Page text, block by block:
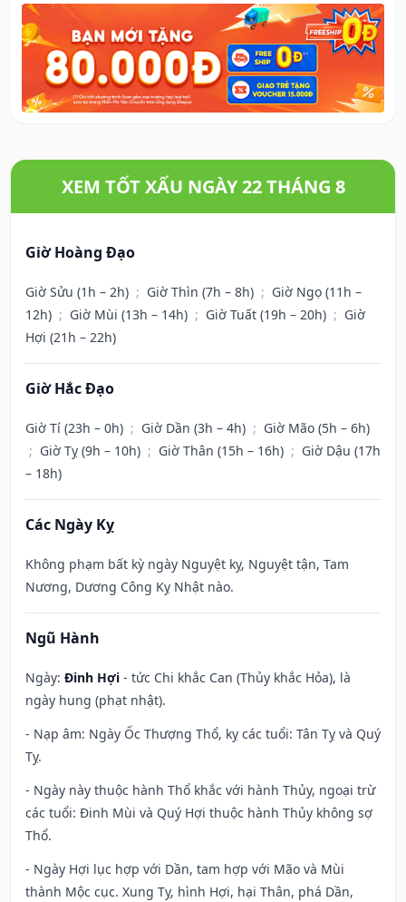
XEM TỐT XẤU NGÀY 22 THÁNG 8
Giờ Hoàng Đạo
Giờ Sửu (1h – 2h) ; Giờ Thìn (7h – 8h) ; Giờ Ngọ (11h –
12h) ; Giờ Mùi (13h – 14h) ; Giờ Tuất (19h – 20h) ; Giờ
Hợi (21h – 22h)
Giờ Hắc Đạo
Giờ Tí (23h – 0h) ; Giờ Dần (3h – 4h) ; Giờ Mão (5h – 6h)
; Giờ Tỵ (9h – 10h) ; Giờ Thân (15h – 16h) ; Giờ Dậu (17h
– 18h)
Các Ngày Kỵ
Không phạm bất kỳ ngày Nguyệt kỵ, Nguyệt tận, Tam
Nương, Dương Công Kỵ Nhật nào.
Ngũ Hành
Ngày: Đinh Hợi - tức Chi khắc Can (Thủy khắc Hỏa), là
ngày hung (phạt nhật).
- Nạp âm: Ngày Ốc Thượng Thổ, kỵ các tuổi: Tân Tỵ và Quý
Tỵ.
- Ngày này thuộc hành Thổ khắc với hành Thủy, ngoại trừ
các tuổi: Đinh Mùi và Quý Hợi thuộc hành Thủy không sợ
Thổ.
- Ngày Hợi lục hợp với Dần, tam hợp với Mão và Mùi
thành Mộc cục. Xung Tỵ, hình Hợi, hại Thân, phá Dần,